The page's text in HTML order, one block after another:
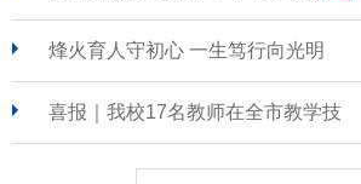
烽火育人守初心 一生笃行向光明
喜报｜我校17名教师在全市教学技